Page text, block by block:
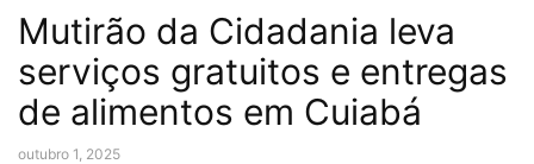
Mutirão da Cidadania leva
serviços gratuitos e entregas
de alimentos em Cuiabá
outubro 1, 2025